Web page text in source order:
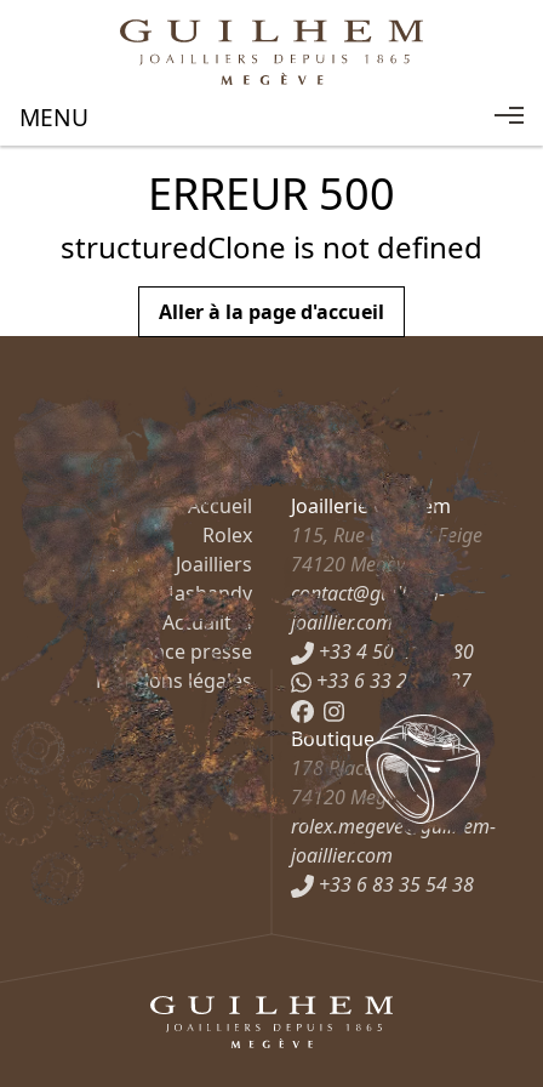
ERREUR 500
structuredClone is not defined
Aller à la page d'accueil
Accueil
Rolex
Guilhem Joailliers
Mashandy
Actualités
Espace presse
Mentions légales
Joaillerie Guilhem
115, Rue Charles Feige
74120 Megève
contact@guilhem-
joaillier.com
+33 4 50 21 66 80
+33 6 33 27 37 37
Boutique Rolex
178 Place de l’Église
74120 Megève
rolex.megeve@guilhem-
joaillier.com
+33 6 83 35 54 38